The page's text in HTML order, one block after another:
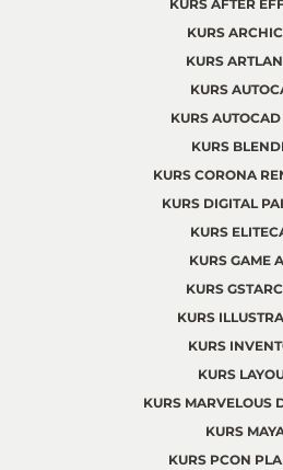
KURS AFTER
KURS
KURS
KURS
KURS
KURS
KURS CORONA
KURS DIGITAL
KURS
KURS GAME
KURS
KURS
KURS
KURS
KURS MARVELOUS
KURS
KURS PCON